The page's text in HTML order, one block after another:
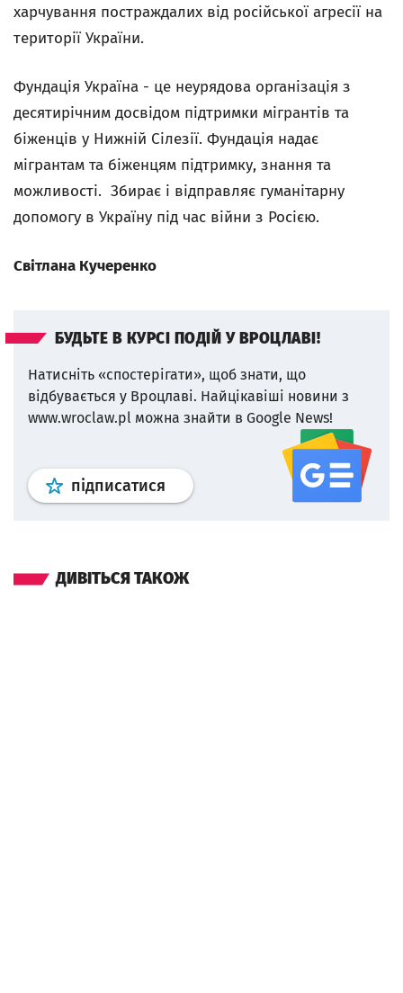
харчування постраждалих від російської агресії на
території України.
Фундація Україна - це неурядова організація з
десятирічним досвідом підтримки мігрантів та
біженців у Нижній Сілезії. Фундація надає
мігрантам та біженцям підтримку, знання та
можливості. Збирає і відправляє гуманітарну
допомогу в Україну під час війни з Росією.
Світлана Кучеренко
БУДЬТЕ В КУРСІ ПОДІЙ У ВРОЦЛАВІ!
Натисніть «спостерігати», щоб знати, що
відбувається у Вроцлаві. Найцікавіші новини з
www.wroclaw.pl можна знайти в Google News!
підписатися Профіль google news
ДИВІТЬСЯ ТАКОЖ